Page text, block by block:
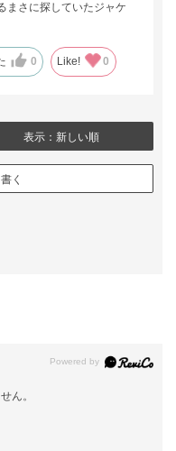
まさに探していたジャケ
0 Like! 0
表示：新しい順
く
ん。